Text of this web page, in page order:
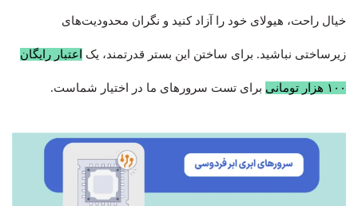
خیال راحت، هیولای خود را آزاد کنید و نگران محدودیت‌های
زیرساختی نباشید. برای ساختن این بستر قدرتمند، یک اعتبار رایگان
۱۰۰ هزار تومانی برای تست سرورهای ما در اختیار شماست.